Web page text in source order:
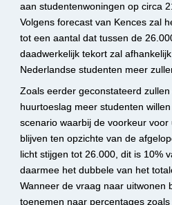
aan studentenwoningen op circa
Volgens forecast van Kences zal
tot een aantal dat tussen de
daadwerkelijk tekort zal
Nederlandse studenten meer
Zoals eerder geconstateerd
huurtoeslag meer studenten
scenario waarbij de voorkeur voor
blijven ten opzichte van de
licht stijgen tot 26.000, dit is 10%
daarmee het dubbele van het
Wanneer de vraag naar uitwonen
toenemen naar percentages